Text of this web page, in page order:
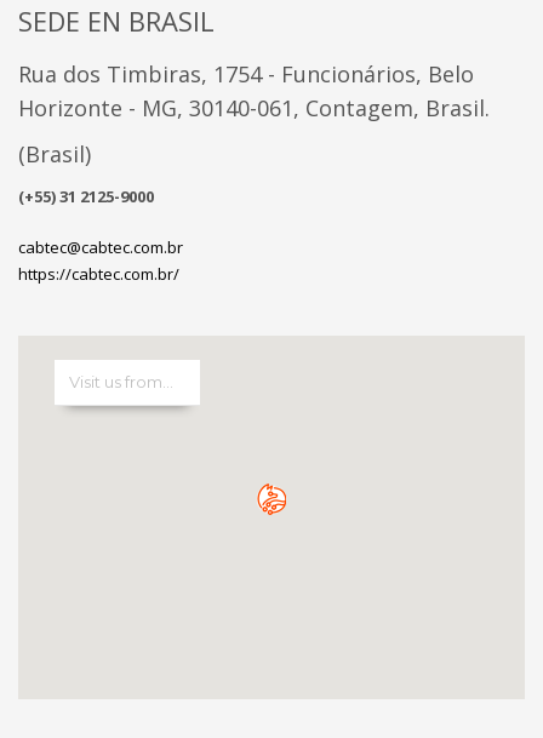
SEDE EN BRASIL
Rua dos Timbiras, 1754 - Funcionários, Belo
Horizonte - MG, 30140-061, Contagem, Brasil.
(Brasil)
(+55) 31 2125-9000
cabtec@cabtec.com.br
https://cabtec.com.br/